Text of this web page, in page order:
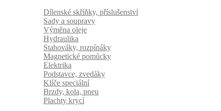
Dílenské skříňky, příslušenství
Sady a soupravy
Výměna oleje
Hydraulika
Stahováky, rozpínáky
Magnetické pomůcky
Elektrika
Podstavce, zvedáky
Klíče speciální
Brzdy, kola, pneu
Plachty krycí